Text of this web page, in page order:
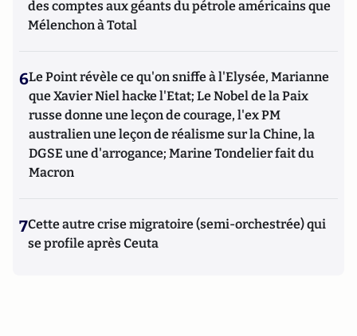
des comptes aux géants du pétrole américains que
Mélenchon à Total
6Le Point révèle ce qu'on sniffe à l'Elysée, Marianne
que Xavier Niel hacke l'Etat; Le Nobel de la Paix
russe donne une leçon de courage, l'ex PM
australien une leçon de réalisme sur la Chine, la
DGSE une d'arrogance; Marine Tondelier fait du
Macron
7Cette autre crise migratoire (semi-orchestrée) qui
se profile après Ceuta